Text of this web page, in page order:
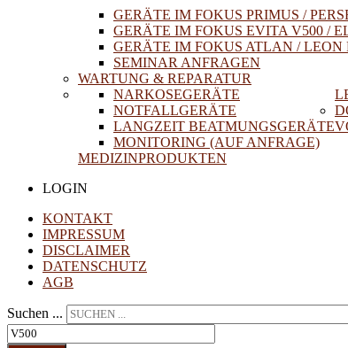
GERÄTE IM FOKUS PRIMUS /
GERÄTE IM FOKUS EVITA V500 /
GERÄTE IM FOKUS ATLAN / LEON
SEMINAR ANFRAGEN
WARTUNG & REPARATUR
NARKOSEGERÄTE
NOTFALLGERÄTE
LANGZEIT BEATMUNGSGERÄTE
MONITORING (AUF ANFRAGE)
MEDIZINPRODUKTEN
LOGIN
KONTAKT
IMPRESSUM
DISCLAIMER
DATENSCHUTZ
AGB
Suchen ...